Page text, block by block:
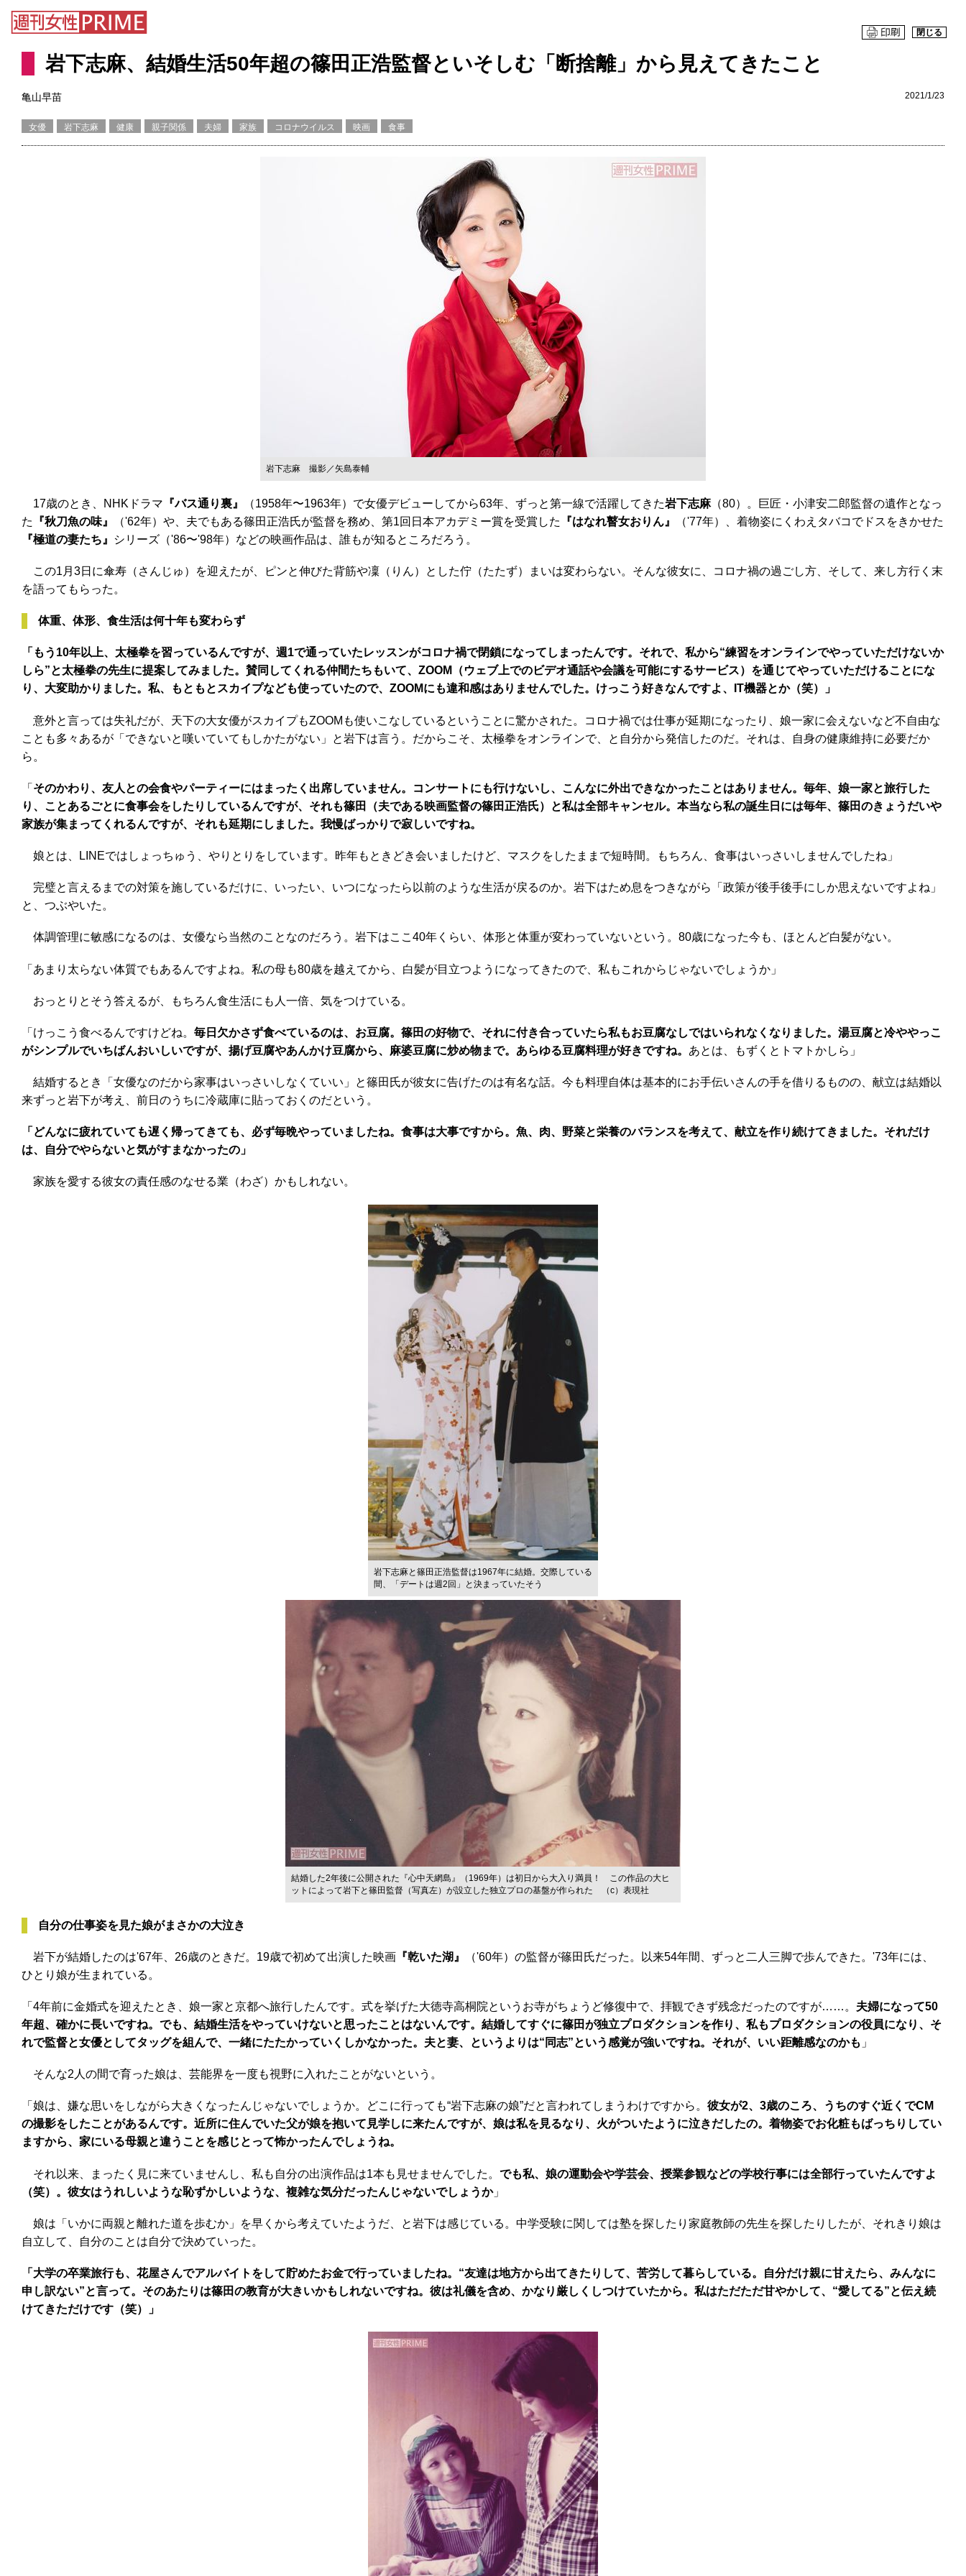
閉じる
岩下志麻、結婚生活50年超の篠田正浩監督といそしむ「断捨離」から見えてきたこと
亀山早苗 2021/1/23
女優 岩下志麻 健康 親子関係 夫婦 家族 コロナウイルス 映画 食事
岩下志麻 撮影／矢島泰輔
17歳のとき、NHKドラマ 『バス通り裏』 （1958年〜1963年）で女優デビューしてから63年、ずっと第一線で活躍してきた岩下志麻（80）。巨匠・小津安二郎監督の遺作となっ
た
『秋刀魚の味』 （'62年）や、夫でもある篠田正浩氏が監督を務め、第1回日本アカデミー賞を受賞した 『はなれ瞽女おりん』
（'77年）、着物姿にくわえタバコでドスをきかせた
『極道の妻たち』
シリーズ（'86〜'98年）などの映画作品は、誰もが知るところだろう。
この1月3日に傘寿（さんじゅ）を迎えたが、ピンと伸びた背筋や凜（りん）とした佇（たたず）まいは変わらない。そんな彼女に、コロナ禍の過ごし方、そして、来し方行く末
を語ってもらった。
体重、体形、食生活は何十年も変わらず
「もう10年以上、太極拳を習っているんですが、週1で通っていたレッスンがコロナ禍で閉鎖になってしまったんです。それで、私から“練習をオンラインでやっていただけないか
しら”と太極拳の先生に提案してみました。賛同してくれる仲間たちもいて、ZOOM（ウェブ上でのビデオ通話や会議を可能にするサービス）を通じてやっていただけることにな
り、大変助かりました。私、もともとスカイプなども使っていたので、ZOOMにも違和感はありませんでした。けっこう好きなんですよ、IT機器とか（笑）」
意外と言っては失礼だが、天下の大女優がスカイプもZOOMも使いこなしているということに驚かされた。コロナ禍では仕事が延期になったり、娘一家に会えないなど不自由な
ことも多々あるが「できないと嘆いていてもしかたがない」と岩下は言う。だからこそ、太極拳をオンラインで、と自分から発信したのだ。それは、自身の健康維持に必要だか
ら。
「 そのかわり、友人との会食やパーティーにはまったく出席していません。コンサートにも行けないし、こんなに外出できなかったことはありません。毎年、娘一家と旅行した
り、ことあるごとに食事会をしたりしているんですが、それも篠田（夫である映画監督の篠田正浩氏）と私は全部キャンセル。本当なら私の誕生日には毎年、篠田のきょうだいや
家族が集まってくれるんですが、それも延期にしました。我慢ばっかりで寂しいですね。
娘とは、LINEではしょっちゅう、やりとりをしています。昨年もときどき会いましたけど、マスクをしたままで短時間。もちろん、食事はいっさいしませんでしたね」
完璧と言えるまでの対策を施しているだけに、いったい、いつになったら以前のような生活が戻るのか。岩下はため息をつきながら「政策が後手後手にしか思えないですよね」
と、つぶやいた。
体調管理に敏感になるのは、女優なら当然のことなのだろう。岩下はここ40年くらい、体形と体重が変わっていないという。80歳になった今も、ほとんど白髪がない。
「あまり太らない体質でもあるんですよね。私の母も80歳を越えてから、白髪が目立つようになってきたので、私もこれからじゃないでしょうか」
おっとりとそう答えるが、もちろん食生活にも人一倍、気をつけている。
「けっこう食べるんですけどね。 毎日欠かさず食べているのは、お豆腐。篠田の好物で、それに付き合っていたら私もお豆腐なしではいられなくなりました。湯豆腐と冷ややっこ
がシンプルでいちばんおいしいですが、揚げ豆腐やあんかけ豆腐から、麻婆豆腐に炒め物まで。あらゆる豆腐料理が好きですね。 あとは、もずくとトマトかしら」
結婚するとき「女優なのだから家事はいっさいしなくていい」と篠田氏が彼女に告げたのは有名な話。今も料理自体は基本的にお手伝いさんの手を借りるものの、献立は結婚以
来ずっと岩下が考え、前日のうちに冷蔵庫に貼っておくのだという。
「どんなに疲れていても遅く帰ってきても、必ず毎晩やっていましたね。食事は大事ですから。魚、肉、野菜と栄養のバランスを考えて、献立を作り続けてきました。それだけ
は、自分でやらないと気がすまなかったの」
家族を愛する彼女の責任感のなせる業（わざ）かもしれない。
岩下志麻と篠田正浩監督は1967年に結婚。交際している
間、「デートは週2回」と決まっていたそう
結婚した2年後に公開された『心中天網島』（1969年）は初日から大入り満員！ この作品の大ヒ
ットによって岩下と篠田監督（写真左）が設立した独立プロの基盤が作られた （c）表現社
自分の仕事姿を見た娘がまさかの大泣き
岩下が結婚したのは'67年、26歳のときだ。19歳で初めて出演した映画 『乾いた湖』
（'60年）の監督が篠田氏だった。以来54年間、ずっと二人三脚で歩んできた。'73年には、
ひとり娘が生まれている。
「4年前に金婚式を迎えたとき、娘一家と京都へ旅行したんです。式を挙げた大徳寺高桐院というお寺がちょうど修復中で、拝観できず残念だったのですが……。 夫婦になって50
年超、確かに長いですね。でも、結婚生活をやっていけないと思ったことはないんです。結婚してすぐに篠田が独立プロダクションを作り、私もプロダクションの役員になり、そ
れで監督と女優としてタッグを組んで、一緒にたたかっていくしかなかった。夫と妻、というよりは“同志”という感覚が強いですね。それが、いい距離感なのかも 」
そんな2人の間で育った娘は、芸能界を一度も視野に入れたことがないという。
「娘は、嫌な思いをしながら大きくなったんじゃないでしょうか。どこに行っても“岩下志麻の娘”だと言われてしまうわけですから。 彼女が2、3歳のころ、うちのすぐ近くでCM
の撮影をしたことがあるんです。近所に住んでいた父が娘を抱いて見学しに来たんですが、娘は私を見るなり、火がついたように泣きだしたの。着物姿でお化粧もばっちりしてい
ますから、家にいる母親と違うことを感じとって怖かったんでしょうね。
それ以来、まったく見に来ていませんし、私も自分の出演作品は1本も見せませんでした。 でも私、娘の運動会や学芸会、授業参観などの学校行事には全部行っていたんですよ
（笑）。彼女はうれしいような恥ずかしいような、複雑な気分だったんじゃないでしょうか」
娘は「いかに両親と離れた道を歩むか」を早くから考えていたようだ、と岩下は感じている。中学受験に関しては塾を探したり家庭教師の先生を探したりしたが、それきり娘は
自立して、自分のことは自分で決めていった。
「大学の卒業旅行も、花屋さんでアルバイトをして貯めたお金で行っていましたね。“友達は地方から出てきたりして、苦労して暮らしている。自分だけ親に甘えたら、みんなに
申し訳ない”と言って。そのあたりは篠田の教育が大きいかもしれないですね。彼は礼儀を含め、かなり厳しくしつけていたから。私はただただ甘やかして、“愛してる”と伝え続
けてきただけです（笑）」